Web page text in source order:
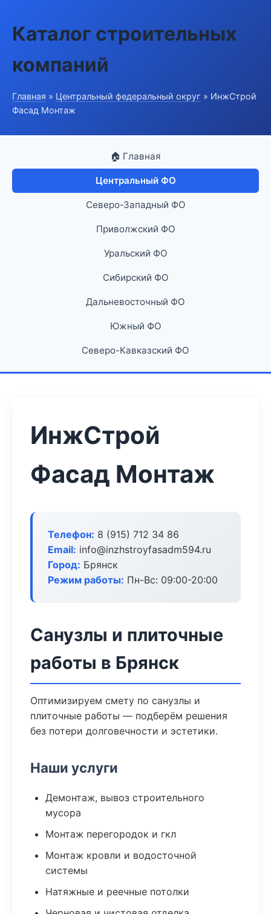
Каталог строительных
компаний
Главная » Центральный федеральный округ » ИнжСтрой
Фасад Монтаж
🏠 Главная
Центральный ФО
Северо-Западный ФО
Приволжский ФО
Уральский ФО
Сибирский ФО
Дальневосточный ФО
Южный ФО
Северо-Кавказский ФО
ИнжСтрой
Фасад Монтаж
Телефон: 8 (915) 712 34 86
Email: info@inzhstroyfasadm594.ru
Город: Брянск
Режим работы: Пн-Вс: 09:00-20:00
Санузлы и плиточные
работы в Брянск
Оптимизируем смету по санузлы и
плиточные работы — подберём решения
без потери долговечности и эстетики.
Наши услуги
Демонтаж, вывоз строительного
мусора
Монтаж перегородок и гкл
Монтаж кровли и водосточной
системы
Натяжные и реечные потолки